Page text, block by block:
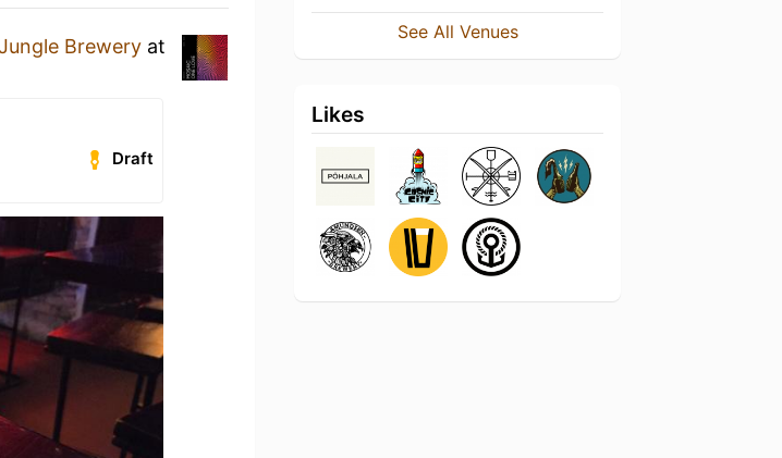
Brewery at
Draft
See All Venues
Likes